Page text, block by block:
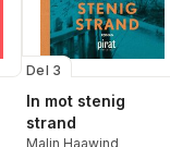
Del 3
In mot stenig
strand
Malin Haawind